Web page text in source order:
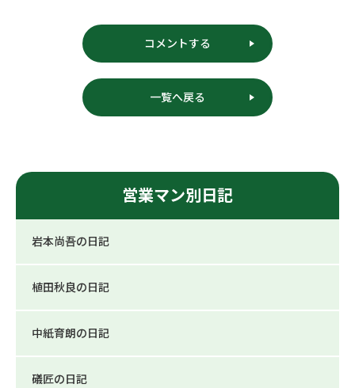
コメントする
一覧へ戻る
営業マン別日記
岩本尚吾の日記
植田秋良の日記
中紙育朗の日記
礒匠の日記